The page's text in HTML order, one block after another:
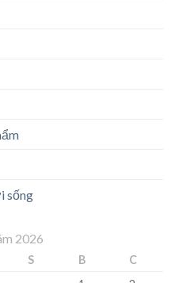
sống
2026
S B
C